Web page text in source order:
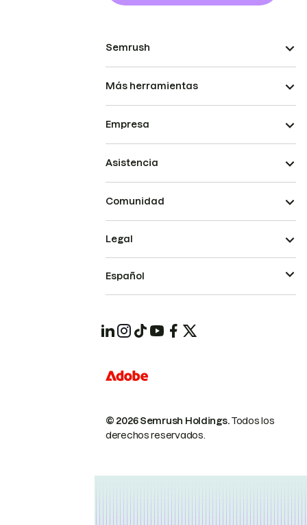
Semrush
Más herramientas
Empresa
Asistencia
Comunidad
© 2026 Semrush Holdings.Todos los
derechos reservados.
Legal
Español